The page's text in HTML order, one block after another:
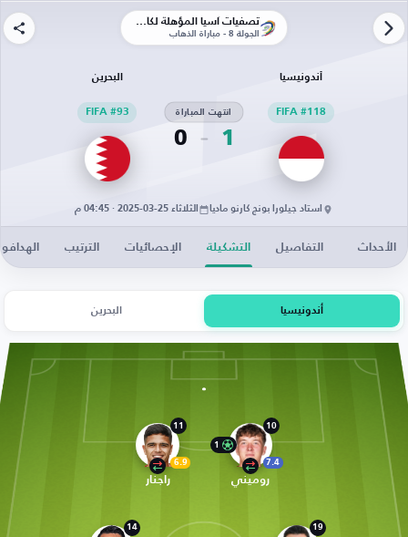
تصفيات آسيا المؤهلة لكأس العالم 2026
الجولة 8 - مباراة الذهاب
أندونيسيا
FIFA #118
1
انتهت المباراة
0
البحرين
FIFA #93
استاد جيلورا بونج كارنو ماديا الثلاثاء 25-03-2025 · 04:45 م
الأحداث التفاصيل التشكيلة الإحصائيات الترتيب
أندونيسيا البحرين
11
6.9
راجنار
10
7.4
1
روميني
14 19